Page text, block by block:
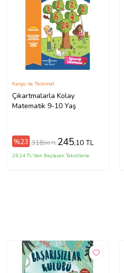
Çıkartmalarla Kolay
Matematik 9-10 Yaş
Kargo ile Teslimat
%23 318,00 TL 245,10 TL
26,14 TL'den Başlayan Taksitlerle